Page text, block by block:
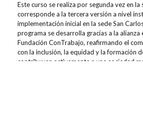
Este curso se realiza por segunda vez en la
corresponde a la tercera versión a nivel
implementación inicial en la sede San
programa se desarrolla gracias a la alianza
Fundación ConTrabajo, reafirmando el
con la inclusión, la equidad y la formación
contribuyan activamente a una sociedad